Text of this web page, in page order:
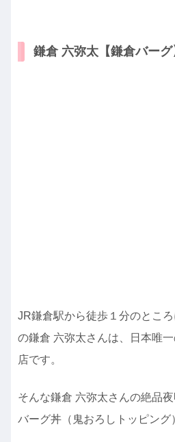
鎌倉 六弥太【鎌倉バーグ
JR鎌倉駅から徒歩１分のとこ
の鎌倉 六弥太さんは、日本唯
店です。
そんな鎌倉 六弥太さんの絶品
バーグ丼（鬼おろしトッピング